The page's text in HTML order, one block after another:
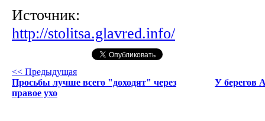
Источник:
http://stolitsa.glavred.info/
<< Предыдущая
Просьбы лучше всего "доходят" через
правое ухо
У берегов